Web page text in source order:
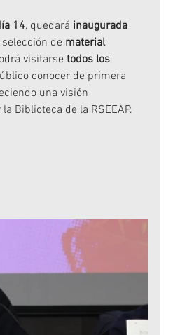
14, quedará inaugurada
de material
visitarse todos los
conocer de primera
una visión
Biblioteca de la RSEEAP.